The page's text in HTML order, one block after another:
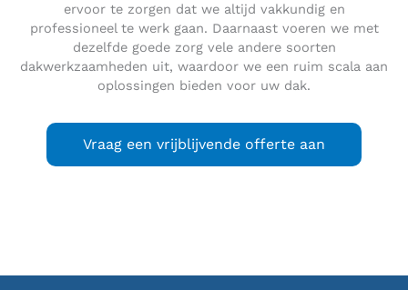
ervoor te zorgen dat we altijd vakkundig en
professioneel te werk gaan. Daarnaast voeren we met
dezelfde goede zorg vele andere soorten
dakwerkzaamheden uit, waardoor we een ruim scala aan
oplossingen bieden voor uw dak.
Vraag een vrijblijvende offerte aan